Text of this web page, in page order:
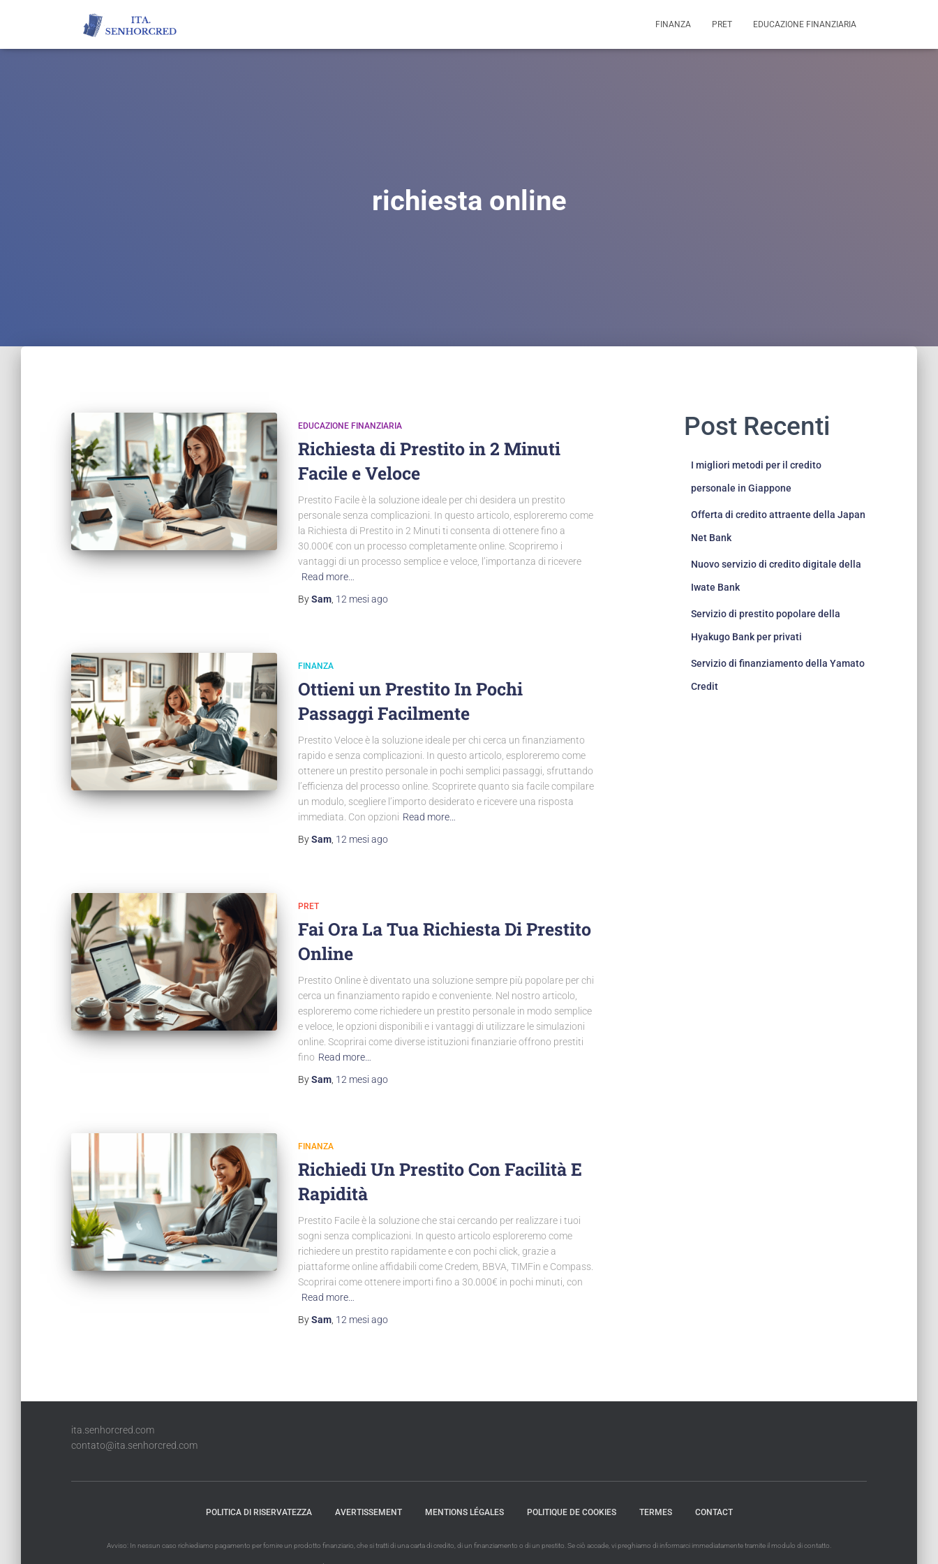
FINANZA PRET EDUCAZIONE FINANZIARIA
richiesta online
EDUCAZIONE FINANZIARIA
Richiesta di Prestito in 2 Minuti
Facile e Veloce
Prestito Facile è la soluzione ideale per chi desidera un prestito
personale senza complicazioni. In questo articolo, esploreremo come
la Richiesta di Prestito in 2 Minuti ti consenta di ottenere fino a
30.000€ con un processo completamente online. Scopriremo i
vantaggi di un processo semplice e veloce, l’importanza di ricevere
Read more…
BySam 12 mesi ago
FINANZA
Ottieni un Prestito In Pochi
Passaggi Facilmente
Prestito Veloce è la soluzione ideale per chi cerca un finanziamento
rapido e senza complicazioni. In questo articolo, esploreremo come
ottenere un prestito personale in pochi semplici passaggi, sfruttando
l’efficienza del processo online. Scoprirete quanto sia facile compilare
un modulo, scegliere l’importo desiderato e ricevere una risposta
immediata. Con opzioni Read more…
BySam 12 mesi ago
PRET
Fai Ora La Tua Richiesta Di Prestito
Online
Prestito Online è diventato una soluzione sempre più popolare per chi
cerca un finanziamento rapido e conveniente. Nel nostro articolo,
esploreremo come richiedere un prestito personale in modo semplice
e veloce, le opzioni disponibili e i vantaggi di utilizzare le simulazioni
online. Scoprirai come diverse istituzioni finanziarie offrono prestiti
fino Read more…
BySam 12 mesi ago
FINANZA
Richiedi Un Prestito Con Facilità E
Rapidità
Prestito Facile è la soluzione che stai cercando per realizzare i tuoi
sogni senza complicazioni. In questo articolo esploreremo come
richiedere un prestito rapidamente e con pochi click, grazie a
piattaforme online affidabili come Credem, BBVA, TIMFin e Compass.
Scoprirai come ottenere importi fino a 30.000€ in pochi minuti, con
Read more…
BySam 12 mesi ago
Post Recenti
I migliori metodi per il credito
personale in Giappone
Offerta di credito attraente della Japan
Net Bank
Nuovo servizio di credito digitale della
Iwate Bank
Servizio di prestito popolare della
Hyakugo Bank per privati
Servizio di finanziamento della Yamato
Credit
ita.senhorcred.com
contato@ita.senhorcred.com
POLITICA DI RISERVATEZZA AVERTISSEMENT MENTIONS LÉGALES POLITIQUE DE COOKIES TERMES CONTACT
Avviso: In nessun caso richiediamo pagamento per fornire un prodotto finanziario, che si tratti di una carta di credito, di un finanziamento o di un prestito. Se ciò accade, vi preghiamo di informarci immediatamente tramite il modulo di contatto.